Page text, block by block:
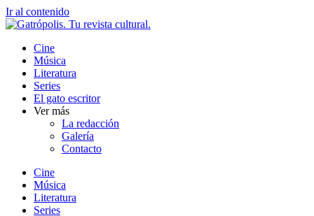
Ir al contenido
Cine
Música
Literatura
Series
El gato escritor
Ver más
La redacción
Galería
Contacto
Cine
Música
Literatura
Series